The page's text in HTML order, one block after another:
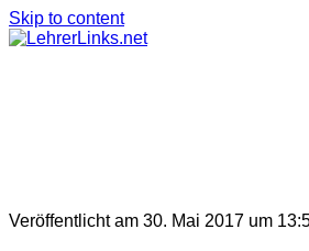
Skip to content
Veröffentlicht am 30. Mai 2017 um